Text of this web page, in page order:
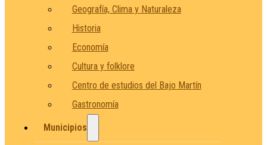
Geografía, Clima y Naturaleza
Historia
Economía
Cultura y folklore
Centro de estudios del Bajo Martín
Gastronomía
Municipios